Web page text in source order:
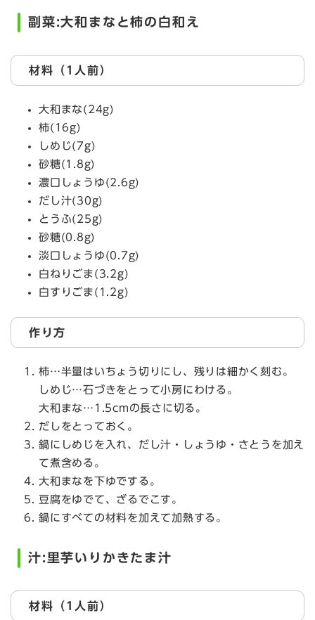
副菜:大和まなと柿の白和え
材料（1人前）
大和まな(24g)
柿(16g)
しめじ(7g)
砂糖(1.8g)
濃口しょうゆ(2.6g)
だし汁(30g)
とうふ(25g)
砂糖(0.8g)
淡口しょうゆ(0.7g)
白ねりごま(3.2g)
白すりごま(1.2g)
作り方
柿…半量はいちょう切りにし、残りは細かく刻む。
しめじ…石づきをとって小房にわける。
大和まな…1.5cmの長さに切る。
だしをとっておく。
鍋にしめじを入れ、だし汁・しょうゆ・さとうを加え
て煮含める。
大和まなを下ゆでする。
豆腐をゆでて、ざるでこす。
鍋にすべての材料を加えて加熱する。
汁:里芋いりかきたま汁
材料（1人前）